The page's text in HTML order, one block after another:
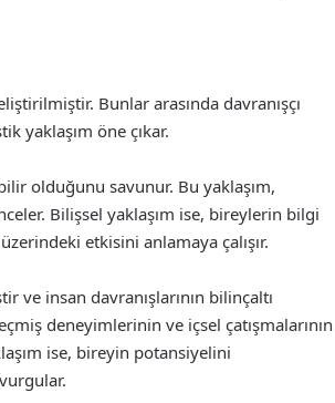
Bunlar arasında davranışçı
yaklaşım öne çıkar.
olduğunu savunur. Bu yaklaşım,
Bilişsel yaklaşım ise, bireylerin bilgi
etkisini anlamaya çalışır.
ve insan davranışlarının bilinçaltı
deneyimlerinin ve içsel çatışmalarının
ise, bireyin potansiyelini